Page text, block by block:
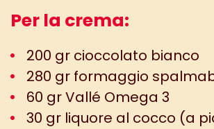
Per la crema:
200 gr cioccolato bianco
280 gr formaggio
60 gr Vallé Omega 3
30 gr liquore al cocco (a